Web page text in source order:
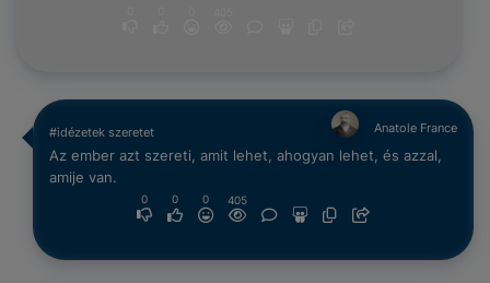
#idézetek szeretet Anatole France
Az ember azt szereti, amit lehet, ahogyan lehet, és azzal,
amije van.
0 0 0 405